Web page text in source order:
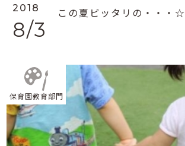
2018
8/3
この夏ピッタリの・・・☆
保育園教育部門